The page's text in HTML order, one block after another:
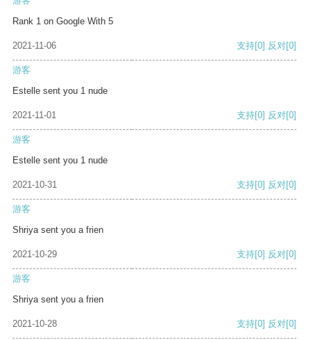
Rank 1 on Google With 5
2021-11-06 支持[0] 反对[0]
游客
Estelle sent you 1 nude
2021-11-01 支持[0] 反对[0]
游客
Estelle sent you 1 nude
2021-10-31 支持[0] 反对[0]
游客
Shriya sent you a frien
2021-10-29 支持[0] 反对[0]
游客
Shriya sent you a frien
2021-10-28 支持[0] 反对[0]